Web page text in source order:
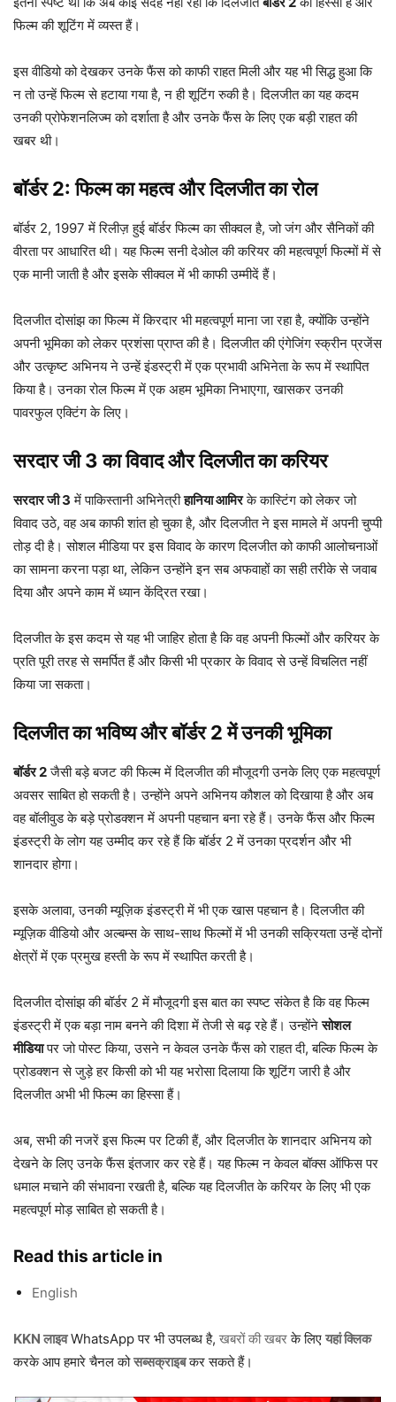
फिल्म की शूटिंग में व्यस्त हैं।
इस वीडियो को देखकर उनके फैंस को काफी राहत मिली और यह भी सिद्ध हुआ कि
न तो उन्हें फिल्म से हटाया गया है, न ही शूटिंग रुकी है। दिलजीत का यह कदम
उनकी प्रोफेशनलिज्म को दर्शाता है और उनके फैंस के लिए एक बड़ी राहत की
खबर थी।
बॉर्डर 2: फिल्म का महत्व और दिलजीत का रोल
बॉर्डर 2, 1997 में रिलीज़ हुई बॉर्डर फिल्म का सीक्वल है, जो जंग और सैनिकों की
वीरता पर आधारित थी। यह फिल्म सनी देओल की करियर की महत्वपूर्ण फिल्मों में से
एक मानी जाती है और इसके सीक्वल में भी काफी उम्मीदें हैं।
दिलजीत दोसांझ का फिल्म में किरदार भी महत्वपूर्ण माना जा रहा है, क्योंकि उन्होंने
अपनी भूमिका को लेकर प्रशंसा प्राप्त की है। दिलजीत की एंगेजिंग स्क्रीन प्रजेंस
और उत्कृष्ट अभिनय ने उन्हें इंडस्ट्री में एक प्रभावी अभिनेता के रूप में स्थापित
किया है। उनका रोल फिल्म में एक अहम भूमिका निभाएगा, खासकर उनकी
पावरफुल एक्टिंग के लिए।
सरदार जी 3 का विवाद और दिलजीत का करियर
सरदार जी 3 में पाकिस्तानी अभिनेत्रीहानिया आमिरके कास्टिंग को लेकर जो
विवाद उठे, वह अब काफी शांत हो चुका है, और दिलजीत ने इस मामले में अपनी चुप्पी
तोड़ दी है। सोशल मीडिया पर इस विवाद के कारण दिलजीत को काफी आलोचनाओं
का सामना करना पड़ा था, लेकिन उन्होंने इन सब अफवाहों का सही तरीके से जवाब
दिया और अपने काम में ध्यान केंद्रित रखा।
दिलजीत के इस कदम से यह भी जाहिर होता है कि वह अपनी फिल्मों और करियर के
प्रति पूरी तरह से समर्पित हैं और किसी भी प्रकार के विवाद से उन्हें विचलित नहीं
किया जा सकता।
दिलजीत का भविष्य और बॉर्डर 2 में उनकी भूमिका
बॉर्डर 2जैसी बड़े बजट की फिल्म में दिलजीत की मौजूदगी उनके लिए एक महत्वपूर्ण
अवसर साबित हो सकती है। उन्होंने अपने अभिनय कौशल को दिखाया है और अब
वह बॉलीवुड के बड़े प्रोडक्शन में अपनी पहचान बना रहे हैं। उनके फैंस और फिल्म
इंडस्ट्री के लोग यह उम्मीद कर रहे हैं कि बॉर्डर 2 में उनका प्रदर्शन और भी
शानदार होगा।
इसके अलावा, उनकी म्यूज़िक इंडस्ट्री में भी एक खास पहचान है। दिलजीत की
म्यूज़िक वीडियो और अल्बम्स के साथ-साथ फिल्मों में भी उनकी सक्रियता उन्हें दोनों
क्षेत्रों में एक प्रमुख हस्ती के रूप में स्थापित करती है।
दिलजीत दोसांझ की बॉर्डर 2 में मौजूदगी इस बात का स्पष्ट संकेत है कि वह फिल्म
इंडस्ट्री में एक बड़ा नाम बनने की दिशा में तेजी से बढ़ रहे हैं। उन्होंनेसोशल
मीडियापर जो पोस्ट किया, उसने न केवल उनके फैंस को राहत दी, बल्कि फिल्म के
प्रोडक्शन से जुड़े हर किसी को भी यह भरोसा दिलाया कि शूटिंग जारी है और
दिलजीत अभी भी फिल्म का हिस्सा हैं।
अब, सभी की नजरें इस फिल्म पर टिकी हैं, और दिलजीत के शानदार अभिनय को
देखने के लिए उनके फैंस इंतजार कर रहे हैं। यह फिल्म न केवल बॉक्स ऑफिस पर
धमाल मचाने की संभावना रखती है, बल्कि यह दिलजीत के करियर के लिए भी एक
महत्वपूर्ण मोड़ साबित हो सकती है।
Read this article in
English
KKN लाइवWhatsApp पर भी उपलब्ध है, खबरों की खबरके लिए यहां क्लिक
करके आप हमारे चैनल कोसब्सक्राइबकर सकते हैं।